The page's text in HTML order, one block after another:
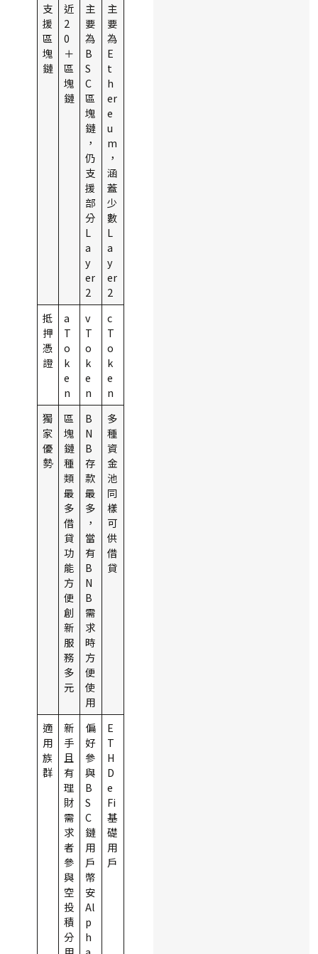
支
援
區
塊
鏈
近
2
0
＋
區
塊
鏈
主
要
為
B
S
C
區
塊
鏈
，
仍
支
援
部
分
L
a
y
er
2
主
要
為
E
t
h
er
e
u
m
，
涵
蓋
少
數
L
a
y
er
2
抵
押
憑
證
a
T
o
k
e
n
v
T
o
k
e
n
c
T
o
k
e
n
獨
家
優
勢
區
塊
鏈
種
類
最
多
借
貸
功
能
方
便
創
新
服
務
多
元
B
N
B
存
款
最
多
，
當
有
B
N
B
需
求
時
方
便
使
用
多
種
資
金
池
同
樣
可
供
借
貸
適
用
族
群
新
手
且
有
理
財
需
求
者
參
與
空
投
積
分
偏
好
參
與
B
S
C
鏈
用
戶
幣
安
Al
p
h
E
T
H
D
e
Fi
基
礎
用
戶